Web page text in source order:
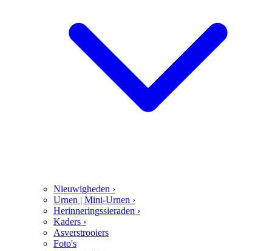
Nieuwigheden ›
Urnen | Mini-Urnen ›
Herinneringssieraden ›
Kaders ›
Asverstrooiers
Foto's